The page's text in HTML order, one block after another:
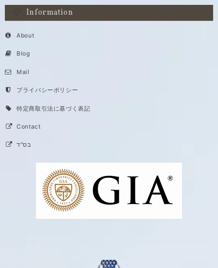
Information
About
Blog
Mail
プライバシーポリシー
特定商取引法に基づく表記
Contact
בס"ד